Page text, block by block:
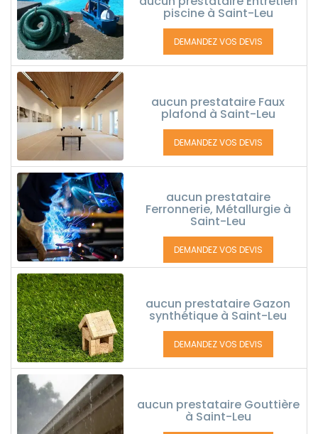
piscine à Saint-Leu
DEMANDEZ VOS DEVIS
aucun prestataire Faux
plafond à Saint-Leu
DEMANDEZ VOS DEVIS
aucun prestataire
Ferronnerie, Métallurgie à
Saint-Leu
DEMANDEZ VOS DEVIS
aucun prestataire Gazon
synthétique à Saint-Leu
DEMANDEZ VOS DEVIS
aucun prestataire Gouttière
à Saint-Leu